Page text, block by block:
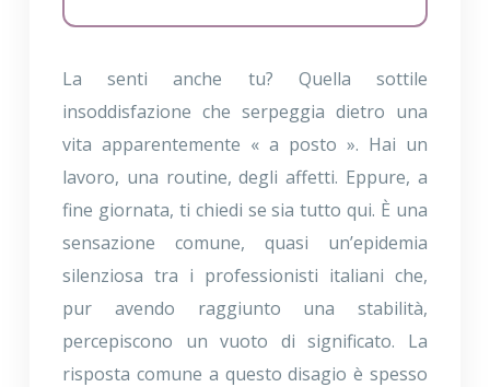
La senti anche tu? Quella sottile
insoddisfazione che serpeggia dietro una
vita apparentemente « a posto ». Hai un
lavoro, una routine, degli affetti. Eppure, a
fine giornata, ti chiedi se sia tutto qui. È una
sensazione comune, quasi un’epidemia
silenziosa tra i professionisti italiani che,
pur avendo raggiunto una stabilità,
percepiscono un vuoto di significato. La
risposta comune a questo disagio è spesso